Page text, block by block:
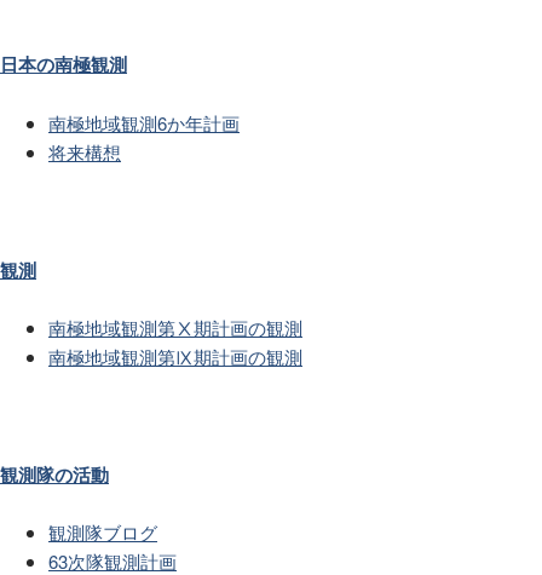
日本の南極観測
南極地域観測6か年計画
将来構想
観測
南極地域観測第Ⅹ期計画の観測
南極地域観測第Ⅸ期計画の観測
観測隊の活動
観測隊ブログ
63次隊観測計画